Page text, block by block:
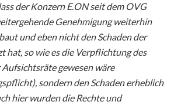
der Konzern E.ON seit dem OVG
Genehmigung weiterhin
und eben nicht den Schaden der
hat, so wie es die Verpflichtung des
gewesen wäre
sondern den Schaden erheblich
hier wurden die Rechte und